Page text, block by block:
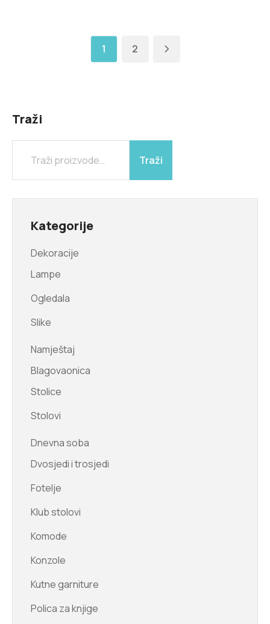
1 2
Traži
Traži
Kategorije
Dekoracije
Lampe
Ogledala
Slike
Namještaj
Blagovaonica
Stolice
Stolovi
Dnevna soba
Dvosjedi i trosjedi
Fotelje
Klub stolovi
Komode
Konzole
Kutne garniture
Polica za knjige